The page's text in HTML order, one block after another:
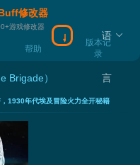
修改器
游戏修改器
帮助
版本记
录
下载Gamebuff
语
言
Brigade）
1930年代埃及冒险火力全开秘籍